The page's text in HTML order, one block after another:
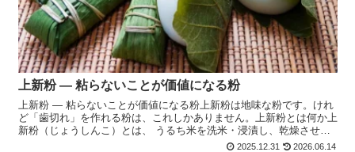
上新粉 ― 粘らないことが価値になる粉
上新粉 ― 粘らないことが価値になる粉上新粉は地味な粉です。けれ
ど「歯切れ」を作れる粉は、これしかありません。上新粉とは何か上
新粉（じょうしんこ）とは、 うるち米を洗米・浸漬し、乾燥させて
製粉した米粉です。 最大の特徴は、・ もち米ではない...
2025.12.31 2026.06.14